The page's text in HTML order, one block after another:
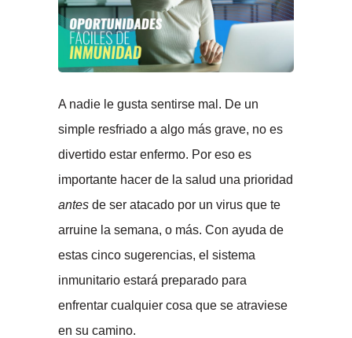
A nadie le gusta sentirse mal. De un
simple resfriado a algo más grave, no es
divertido estar enfermo. Por eso es
importante hacer de la salud una prioridad
antes de ser atacado por un virus que te
arruine la semana, o más. Con ayuda de
estas cinco sugerencias, el sistema
inmunitario estará preparado para
enfrentar cualquier cosa que se atraviese
en su camino.